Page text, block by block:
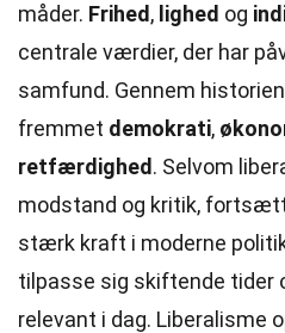
måder. Frihed , lighed og
centrale værdier, der har
samfund. Gennem
fremmet demokrati,
retfærdighed . Selvom
modstand og kritik,
stærk kraft i moderne
tilpasse sig skiftende tider
relevant i dag. Liberalisme